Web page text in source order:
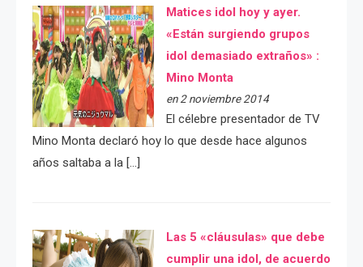
Matices idol hoy y ayer.
«Están surgiendo grupos
idol demasiado extraños» :
Mino Monta
en 2 noviembre 2014
El célebre presentador de TV
Mino Monta declaró hoy lo que desde hace algunos
años saltaba a la […]
Las 5 «cláusulas» que debe
cumplir una idol, de acuerdo